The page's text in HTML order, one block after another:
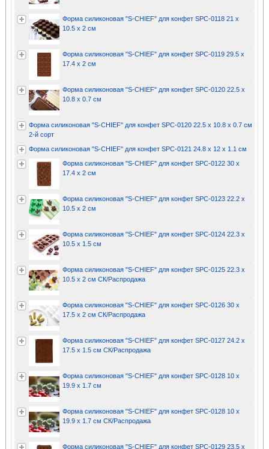
Форма силиконовая "S-CHIEF" для конфет SPC-0118 21 x
10.5 x 2 см
Форма силиконовая "S-CHIEF" для конфет SPC-0119 29.5 x
17.4 x 2 см
Форма силиконовая "S-CHIEF" для конфет SPC-0120 22.5 x
10.8 x 0.7 см
Форма силиконовая "S-CHIEF" для конфет SPC-0120 22.5 x 10.8 x 0.7 см
2-й сорт
Форма силиконовая "S-CHIEF" для конфет SPC-0121 24.8 x 12 x 1.1 см
Форма силиконовая "S-CHIEF" для конфет SPC-0122 30 x
17.4 x 2 см
Форма силиконовая "S-CHIEF" для конфет SPC-0123 22.2 x
10.5 x 2 см
Форма силиконовая "S-CHIEF" для конфет SPC-0124 22.3 x
10.5 x 1.5 см
Форма силиконовая "S-CHIEF" для конфет SPC-0125 22.3 x
10.5 x 2 см СК/Распродажа
Форма силиконовая "S-CHIEF" для конфет SPC-0126 30 x
17.5 x 2 см СК/Распродажа
Форма силиконовая "S-CHIEF" для конфет SPC-0127 24.2 x
17.5 x 1.5 см СК/Распродажа
Форма силиконовая "S-CHIEF" для конфет SPC-0128 10 x
19.9 x 1.7 см
Форма силиконовая "S-CHIEF" для конфет SPC-0128 10 x
19.9 x 1.7 см СК/Распродажа
Форма силиконовая "S-CHIEF" для конфет SPC-0129 23.5 x